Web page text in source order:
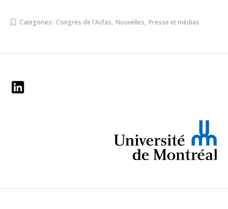
Categories: Congrès de l'Acfas, Nouvelles, Presse et médias
Widgets